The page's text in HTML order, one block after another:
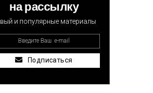
на рассылку
и популярные материалы
Подписаться